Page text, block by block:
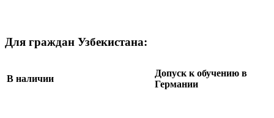
Для граждан Узбекистана:
В наличии
Допуск к обучению в
Германии